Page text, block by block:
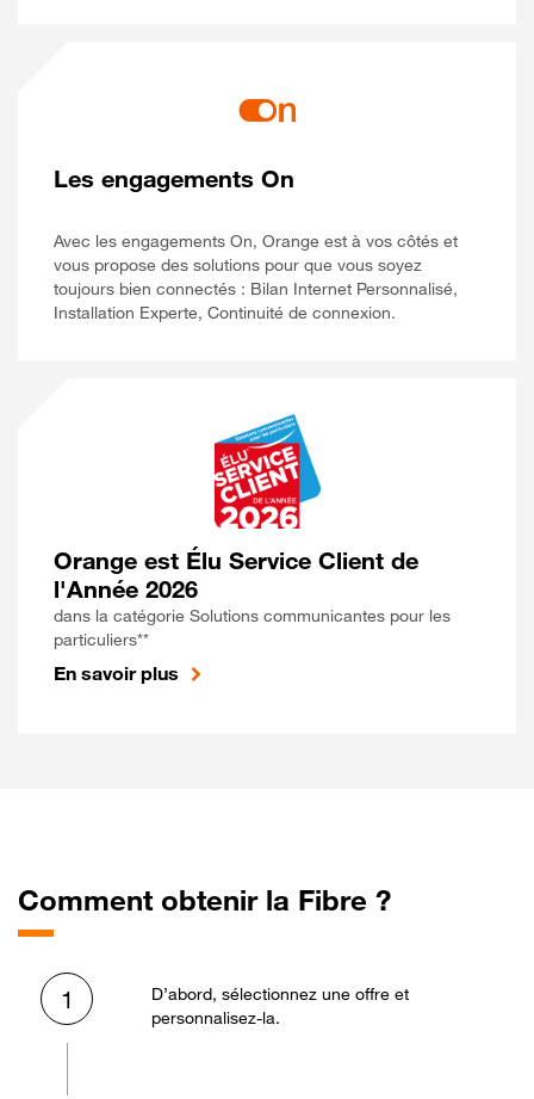
Les engagements On
Avec les engagements On, Orange est à vos côtés et
vous propose des solutions pour que vous soyez
toujours bien connectés : Bilan Internet Personnalisé,
Installation Experte, Continuité de connexion.
Orange est Élu Service Client de
l'Année 2026
dans la catégorie Solutions communicantes pour les
particuliers**
En savoir plus
Comment obtenir la Fibre ?
1
D’abord, sélectionnez une offre et
personnalisez-la.